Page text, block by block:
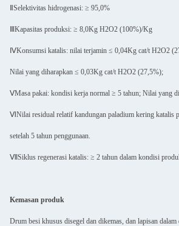
ⅡSelektivitas hidrogenasi: ≥ 95,0%
ⅢKapasitas produksi: ≥ 8,0Kg H2O2 (100%)/Kg
ⅣKonsumsi katalis: nilai terjamin ≤ 0,04Kg cat/t H2O2
Nilai yang diharapkan ≤ 0,03Kg cat/t H2O2 (27,5%);
ⅤMasa pakai: kondisi kerja normal ≥ 5 tahun; Nilai yang
ⅥNilai residual relatif kandungan paladium kering katalis
setelah 5 tahun penggunaan.
ⅦSiklus regenerasi katalis: ≥ 2 tahun dalam kondisi
Kemasan produk
Drum besi khusus disegel dan dikemas, dan lapisan